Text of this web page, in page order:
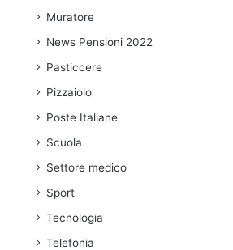
Muratore
News Pensioni 2022
Pasticcere
Pizzaiolo
Poste Italiane
Scuola
Settore medico
Sport
Tecnologia
Telefonia